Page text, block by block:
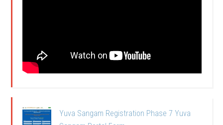
Yuva Sangam Registration Phase 7 Yuva